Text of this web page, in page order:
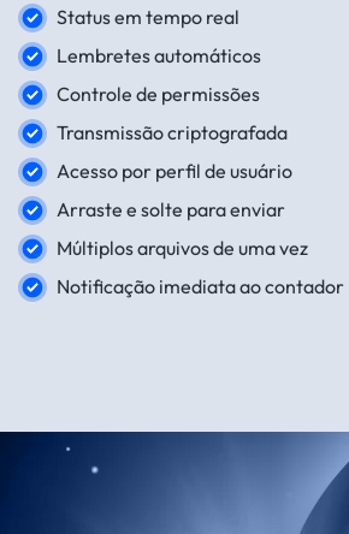
Status em tempo real
Lembretes automáticos
Controle de permissões
Transmissão criptografada
Acesso por perfil de usuário
Arraste e solte para enviar
Múltiplos arquivos de uma vez
Notificação imediata ao contador